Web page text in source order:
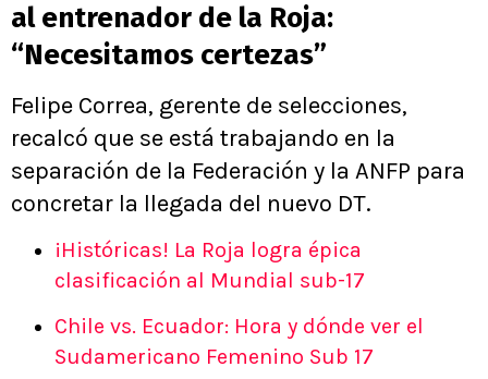
al entrenador de la Roja:
“Necesitamos certezas”
Felipe Correa, gerente de selecciones,
recalcó que se está trabajando en la
separación de la Federación y la ANFP para
concretar la llegada del nuevo DT.
¡Históricas! La Roja logra épica
clasificación al Mundial sub-17
Chile vs. Ecuador: Hora y dónde ver el
Sudamericano Femenino Sub 17